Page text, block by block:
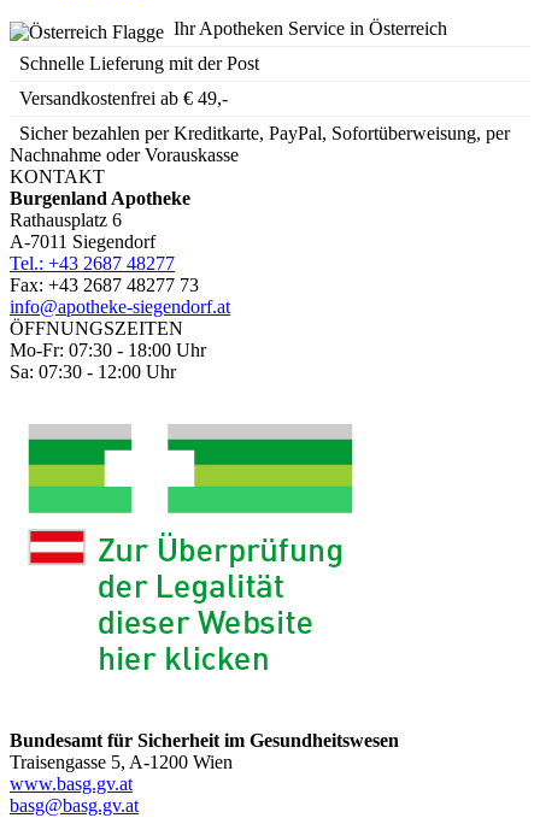
Ihr Apotheken Service in Österreich
Schnelle Lieferung mit der Post
Versandkostenfrei ab € 49,-
Sicher bezahlen per Kreditkarte, PayPal, Sofortüberweisung, per
Nachnahme oder Vorauskasse
KONTAKT
Burgenland Apotheke
Rathausplatz 6
A-7011 Siegendorf
Tel.: +43 2687 48277
Fax: +43 2687 48277 73
info@apotheke-siegendorf.at
ÖFFNUNGSZEITEN
Mo-Fr: 07:30 - 18:00 Uhr
Sa: 07:30 - 12:00 Uhr
Bundesamt für Sicherheit im Gesundheitswesen
Traisengasse 5, A-1200 Wien
www.basg.gv.at
basg@basg.gv.at